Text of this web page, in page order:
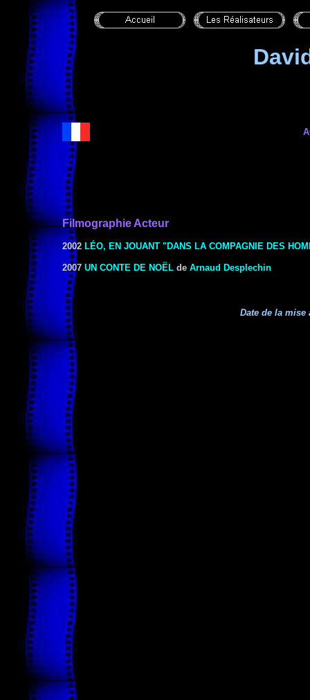
Filmographie Acteur
2002 LÉO, EN JOUANT "DANS LA COMPAGNIE DES
2007 UN CONTE DE NOËL de Arnaud Desplechin
Date de la